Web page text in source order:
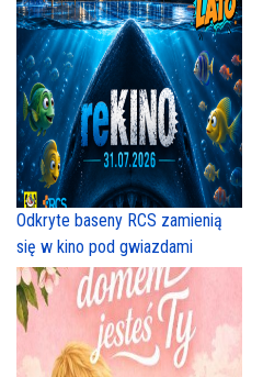
Odkryte baseny RCS zamienią
się w kino pod gwiazdami